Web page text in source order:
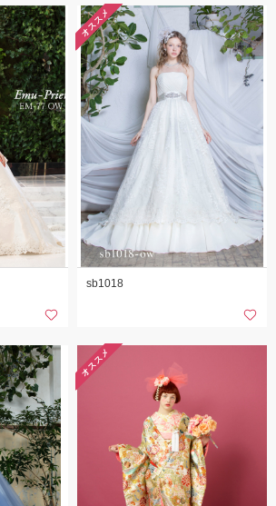
オススメ
sb1018
オススメ